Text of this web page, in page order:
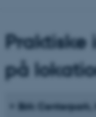
Praktiske
på
Birk Centerpark,